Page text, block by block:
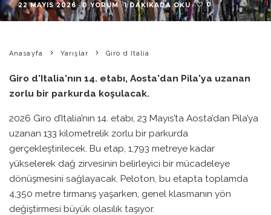
22 MAYIS 2026 · 0 YORUM · 1 DAKIKADA OKU · 0
Anasayfa Yarışlar Giro d Italia
Giro d'Italia'nın 14. etabı, Aosta'dan Pila'ya uzanan
zorlu bir parkurda koşulacak.
2026 Giro d’Italia’nın 14. etabı, 23 Mayıs’ta Aosta’dan Pila’ya
uzanan 133 kilometrelik zorlu bir parkurda
gerçekleştirilecek. Bu etap, 1,793 metreye kadar
yükselerek dağ zirvesinin belirleyici bir mücadeleye
dönüşmesini sağlayacak. Peloton, bu etapta toplamda
4,350 metre tırmanış yaşarken, genel klasmanın yön
değiştirmesi büyük olasılık taşıyor.